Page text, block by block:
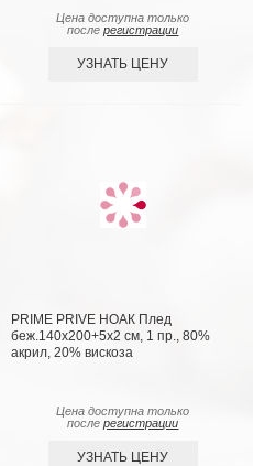
Цена доступна только
послерегистрации
УЗНАТЬ ЦЕНУ
PRIME PRIVE НОАК Плед
беж.140х200+5х2 см, 1 пр., 80%
акрил, 20% вискоза
Цена доступна только
послерегистрации
УЗНАТЬ ЦЕНУ